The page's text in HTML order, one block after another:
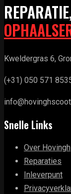
Kweldergras 6,
(+31) 050 571
Snelle Links
Over Hovingh
Reparaties
Inleverpunt